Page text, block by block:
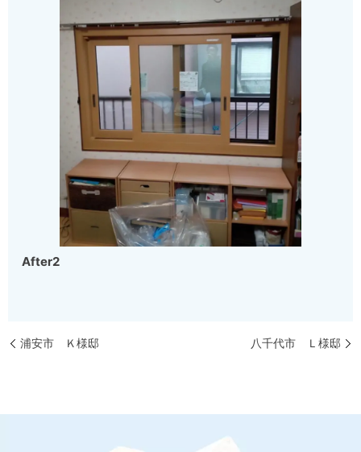
After2
浦安市 Ｋ様邸 八千代市 Ｌ様邸